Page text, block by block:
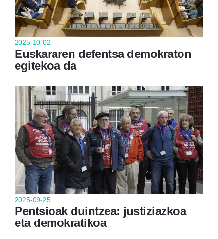
2025-10-02
Euskararen defentsa demokraton
egitekoa da
2025-09-25
Pentsioak duintzea: justiziazkoa
eta demokratikoa